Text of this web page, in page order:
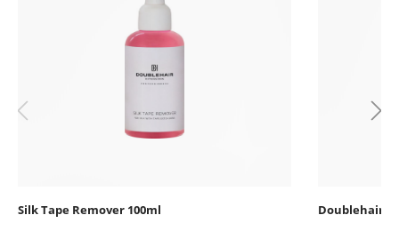
Silk Tape Remover 100ml Doublehair